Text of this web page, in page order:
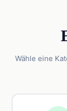
Wähle eine